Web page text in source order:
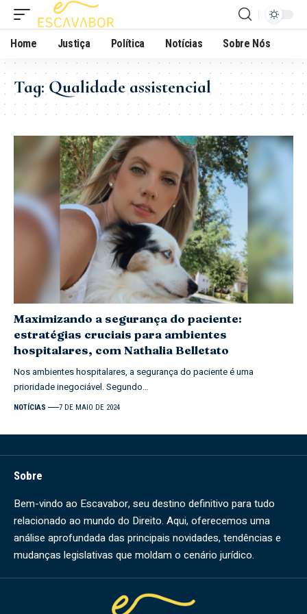
Home Justiça Política Notícias Sobre Nós
Tag:Qualidade assistencial
Maximizando a segurança do paciente:
estratégias cruciais para ambientes
hospitalares, com Nathalia Belletato
Nos ambientes hospitalares, a segurança do paciente é uma
prioridade inegociável. Segundo…
NOTÍCIAS 7 DE MAIO DE 2024
Sobre
Bem-vindo ao Escavabor, seu destino definitivo para tudo
relacionado ao mundo do Direito. Aqui, oferecemos uma
análise aprofundada das principais novidades, tendências e
mudanças legislativas que moldam o cenário jurídico.